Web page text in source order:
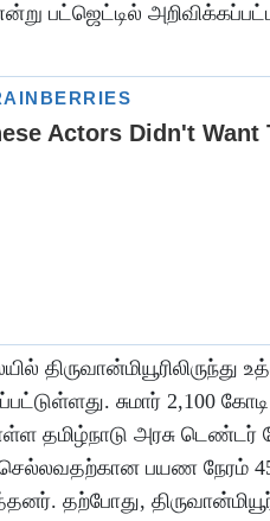
பட்ஜெட்டில்
சுமார் 2,100 கோடி
அரசு டெண்டர்
பயண நேரம் 45
தற்போது,